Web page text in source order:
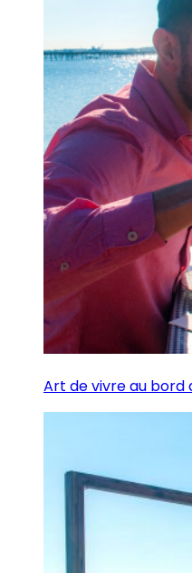
Art de vivre au bord